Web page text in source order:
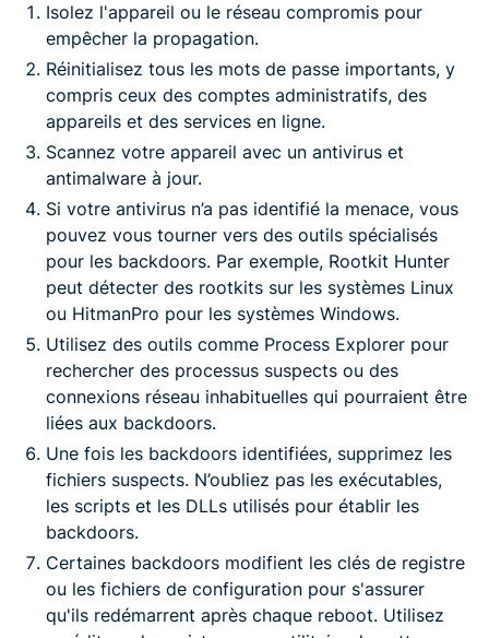
Isolez l'appareil ou le réseau compromis pour
empêcher la propagation.
Réinitialisez tous les mots de passe importants, y
compris ceux des comptes administratifs, des
appareils et des services en ligne.
Scannez votre appareil avec un antivirus et
antimalware à jour.
Si votre antivirus n’a pas identifié la menace, vous
pouvez vous tourner vers des outils spécialisés
pour les backdoors. Par exemple, Rootkit Hunter
peut détecter des rootkits sur les systèmes Linux
ou HitmanPro pour les systèmes Windows.
Utilisez des outils comme Process Explorer pour
rechercher des processus suspects ou des
connexions réseau inhabituelles qui pourraient être
liées aux backdoors.
Une fois les backdoors identifiées, supprimez les
fichiers suspects. N’oubliez pas les exécutables,
les scripts et les DLLs utilisés pour établir les
backdoors.
Certaines backdoors modifient les clés de registre
ou les fichiers de configuration pour s'assurer
qu'ils redémarrent après chaque reboot. Utilisez